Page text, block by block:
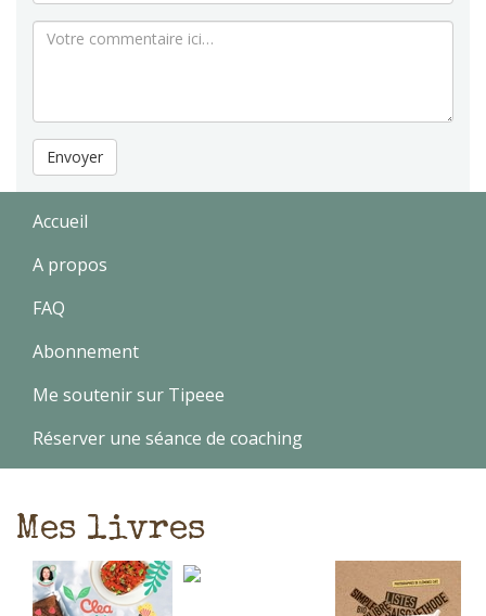
Envoyer
Accueil
A propos
FAQ
Abonnement
Me soutenir sur Tipeee
Réserver une séance de coaching
Mes livres